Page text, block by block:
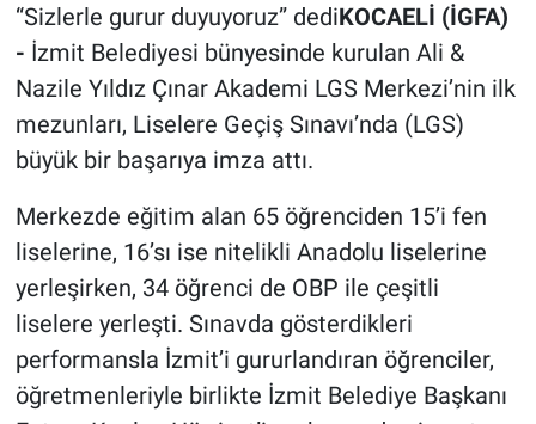
“Sizlerle gurur duyuyoruz” dediKOCAELİ (İGFA)
- İzmit Belediyesi bünyesinde kurulan Ali &
Nazile Yıldız Çınar Akademi LGS Merkezi’nin ilk
mezunları, Liselere Geçiş Sınavı’nda (LGS)
büyük bir başarıya imza attı.
Merkezde eğitim alan 65 öğrenciden 15’i fen
liselerine, 16’sı ise nitelikli Anadolu liselerine
yerleşirken, 34 öğrenci de OBP ile çeşitli
liselere yerleşti. Sınavda gösterdikleri
performansla İzmit’i gururlandıran öğrenciler,
öğretmenleriyle birlikte İzmit Belediye Başkanı